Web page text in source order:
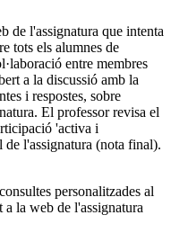
de l'assignatura que intenta
tots els alumnes de
entre membres
a la discussió amb la
i respostes, sobre
El professor revisa el
'activa i
l'assignatura (nota final).
personalitzades al
a la web de l'assignatura